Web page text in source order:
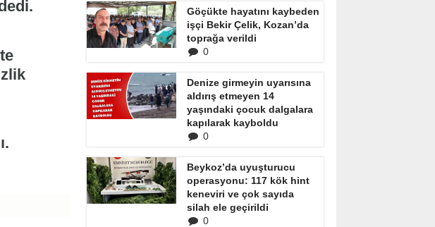
Göçükte hayatını kaybeden
işçi Bekir Çelik, Kozan’da
toprağa verildi
0
Denize girmeyin uyarısına
aldırış etmeyen 14
yaşındaki çocuk dalgalara
kapılarak kayboldu
0
Beykoz’da uyuşturucu
operasyonu: 117 kök hint
keneviri ve çok sayıda
silah ele geçirildi
0